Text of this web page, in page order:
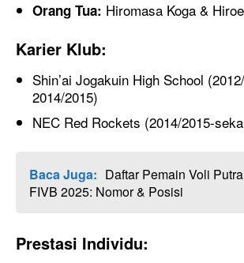
Orang Tua: Hiromasa Koga &
Karier Klub:
Shin’ai Jogakuin High School
2014/2015)
NEC Red Rockets (2014/2015-
Baca Juga: Daftar Pemain Voli
FIVB 2025: Nomor & Posisi
Prestasi Individu: